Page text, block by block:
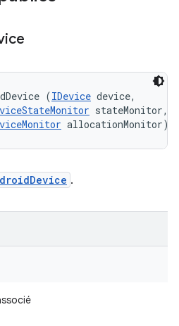
(IDevice device,
stateMonitor,
allocationMonitor)
.